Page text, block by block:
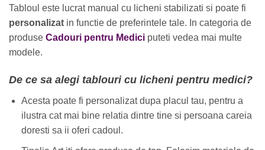
Tabloul este lucrat manual cu licheni stabilizati si poate fi
personalizat in functie de preferintele tale. In categoria de
produse Cadouri pentru Medici puteti vedea mai multe
modele.
De ce sa alegi tablouri cu licheni pentru medici?
Acesta poate fi personalizat dupa placul tau, pentru a
ilustra cat mai bine relatia dintre tine si persoana careia
doresti sa ii oferi cadoul.